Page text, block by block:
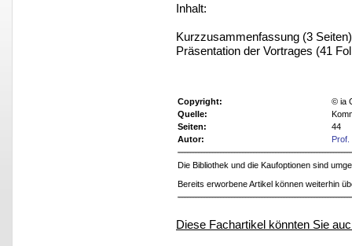
Inhalt:
Kurzzusammenfassung (3
Präsentation der Vortrages (41
Copyright:
© ia
Quelle:
Seiten:
44
Autor:
Die Bibliothek und die Kaufoptionen sind
Bereits erworbene Artikel können weiterhin
Diese Fachartikel könnten Sie